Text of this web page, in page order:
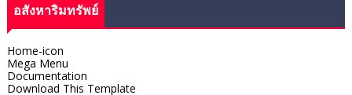
อสังหาริมทรัพย์
Home-icon
Mega Menu
Documentation
Download This Template